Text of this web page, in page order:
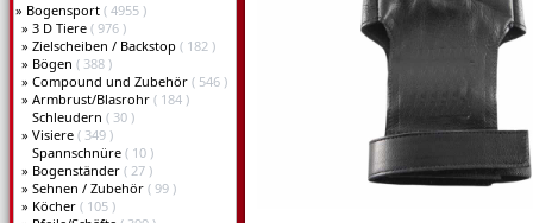
» Bogensport ( 4955 )
» 3 D Tiere ( 976 )
» Zielscheiben / Backstop ( 182 )
» Bögen ( 388 )
» Compound und Zubehör ( 546 )
» Armbrust/Blasrohr ( 184 )
Schleudern ( 30 )
» Visiere ( 349 )
Spannschnüre ( 10 )
» Bogenständer ( 27 )
» Sehnen / Zubehör ( 99 )
» Köcher ( 105 )